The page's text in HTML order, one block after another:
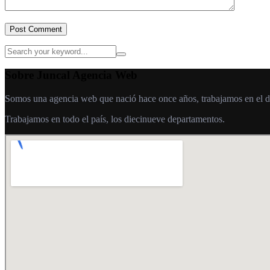
Post Comment
Somos una agencia web que nació hace once años, trabajamos en
Trabajamos en todo el país, los diecinueve departamentos.